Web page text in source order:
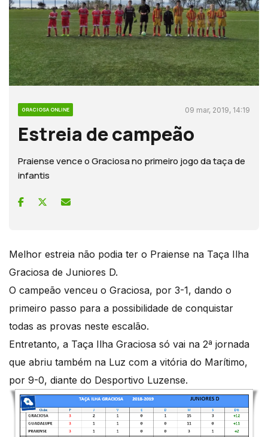
GRACIOSA ONLINE 09 mar, 2019, 14:19
Estreia de campeão
Praiense vence o Graciosa no primeiro jogo da taça de
infantis
Melhor estreia não podia ter o Praiense na Taça Ilha
Graciosa de Juniores D.
O campeão venceu o Graciosa, por 3-1, dando o
primeiro passo para a possibilidade de conquistar
todas as provas neste escalão.
Entretanto, a Taça Ilha Graciosa só vai na 2ª jornada
que abriu também na Luz com a vitória do Marítimo,
por 9-0, diante do Desportivo Luzense.